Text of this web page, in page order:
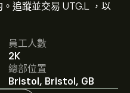
追蹤並交易 UTG.L ，以
員工人數
2K
總部位置
Bristol, Bristol, GB
價格。
和預期增長對UNITE
測以了解未來價格走勢。